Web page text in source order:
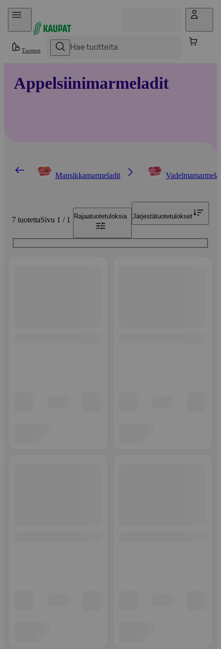
Hyppää sisältöön
Tuotteet
Appelsiinimarmeladit
Mansikkamarmeladit
7 tuotettaSivu 1 / 1 Rajaatuotetuloksia Järjestätuotetulokset